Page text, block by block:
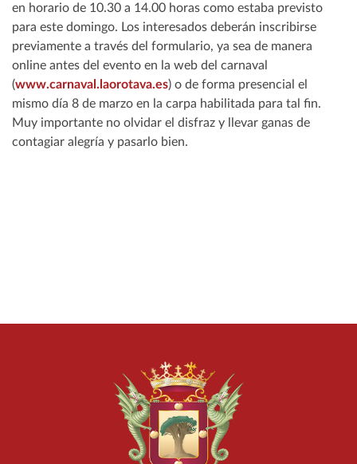
en horario de 10.30 a 14.00 horas como estaba previsto
para este domingo. Los interesados deberán inscribirse
previamente a través del formulario, ya sea de manera
online antes del evento en la web del carnaval
(www.carnaval.laorotava.es) o de forma presencial el
mismo día 8 de marzo en la carpa habilitada para tal fin.
Muy importante no olvidar el disfraz y llevar ganas de
contagiar alegría y pasarlo bien.